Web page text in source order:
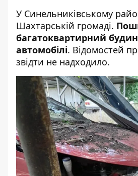
У Синельниківському
Шахтарській громаді.
багатоквартирний
автомобілі. Відомостей
звідти не надходило.